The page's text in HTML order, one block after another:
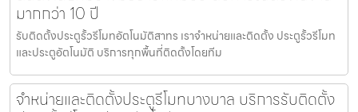
มากกว่า 10 ปี
รับติดตั้งประตูรั้วรีโมทอัตโนมัติสาทร เราจำหน่ายและติดตั้ง ประตูรั้วรีโมท
และประตูอัตโนมัติ บริการทุกพื้นที่ติดตั้งโดยทีม
จำหน่ายและติดตั้งประตูรีโมทบางบาล บริการรับติดตั้ง